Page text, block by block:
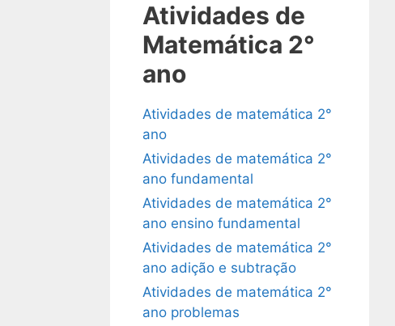
Atividades de
Matemática 2°
ano
Atividades de matemática 2°
ano
Atividades de matemática 2°
ano fundamental
Atividades de matemática 2°
ano ensino fundamental
Atividades de matemática 2°
ano adição e subtração
Atividades de matemática 2°
ano problemas